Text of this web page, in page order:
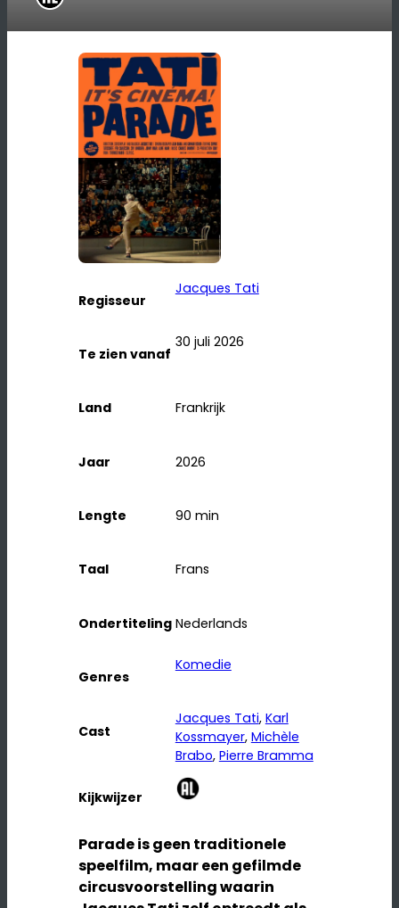
Regisseur
Jacques Tati
Te zien vanaf
30 juli 2026
Land Frankrijk
Jaar 2026
Lengte 90 min
Taal Frans
Ondertiteling Nederlands
Genres
Komedie
Cast
Jacques Tati, Karl
Kossmayer, Michèle
Brabo, Pierre Bramma
Kijkwijzer
Parade is geen traditionele
speelfilm, maar een gefilmde
circusvoorstelling waarin